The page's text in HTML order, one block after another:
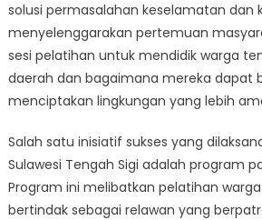
solusi permasalahan keselamatan dan
menyelenggarakan pertemuan
sesi pelatihan untuk mendidik warga
daerah dan bagaimana mereka dapat
menciptakan lingkungan yang lebih
Salah satu inisiatif sukses yang
Sulawesi Tengah Sigi adalah program
Program ini melibatkan pelatihan
bertindak sebagai relawan yang